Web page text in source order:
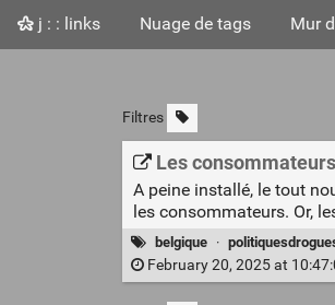
j : : links Nuage de tags Mur
Filtres
Les
A peine installé, le tout
les consommateurs. Or,
belgique ·
February 20, 2025 at